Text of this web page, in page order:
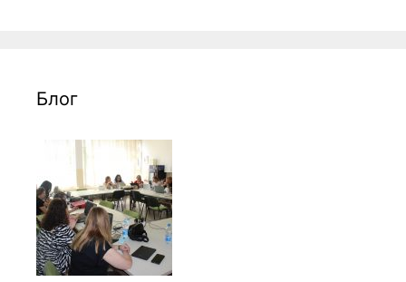
Блог